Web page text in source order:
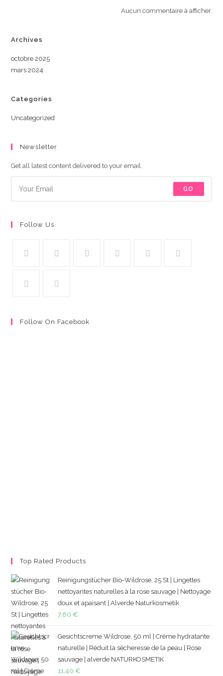
Aucun commentaire à afficher.
Archives
octobre 2025
mars 2024
Categories
Uncategorized
Newsletter
Get all latest content delivered to your email.
GO
Follow Us
Follow On Facebook
Top Rated Products
Reinigungstücher Bio-Wildrose, 25 St | Lingettes
nettoyantes naturelles à la rose sauvage | Nettoyage
doux et apaisant | Alverde Naturkosmetik
7,80 €
Gesichtscreme Wildrose, 50 ml | Crème hydratante
naturelle | Réduit la sécheresse de la peau | Rose
sauvage | alverde NATURKOSMETIK
11,40 €